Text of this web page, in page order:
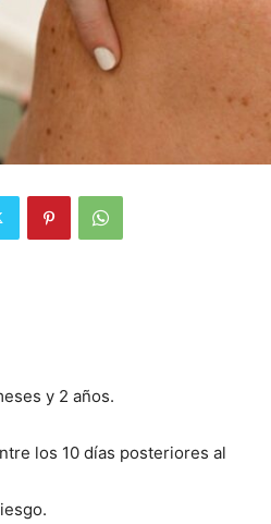
y 2 años.
los 10 días posteriores al